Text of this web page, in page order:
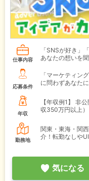
仕事内容
「SNSが好き」
あなたの想いを
応募条件
「マーケティン
に問わずあなた
年収
【年収例1】
非公
収350万円以上）
勤務地
関東・東海・関
介！転勤なしや
気になる